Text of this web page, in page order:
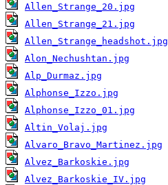
Allen_Strange_20.jpg
Allen_Strange_21.jpg
Allen_Strange_headshot.jpg
Alon_Nechushtan.jpg
Alp_Durmaz.jpg
Alphonse_Izzo.jpg
Alphonse_Izzo_01.jpg
Altin_Volaj.jpg
Alvaro_Bravo_Martinez.jpg
Alvez_Barkoskie.jpg
Alvez_Barkoskie_IV.jpg